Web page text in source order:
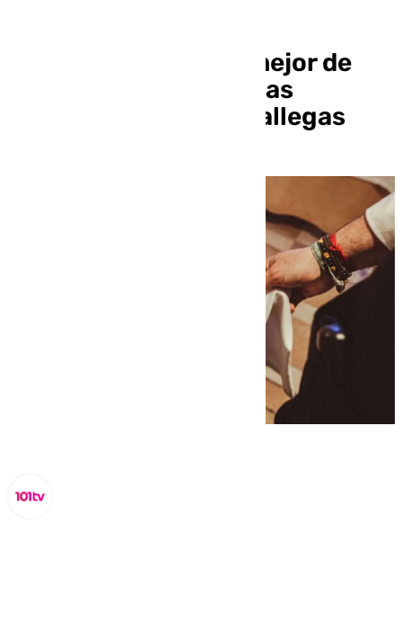
Asador Iñaki trae lo mejor de
Galicia a Málaga con las
Jornadas de Vacas Gallegas